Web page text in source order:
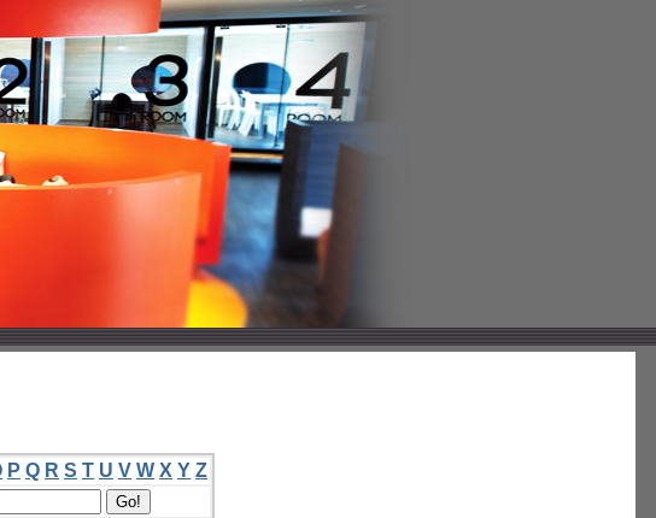
P Q R S T U V W X Y Z